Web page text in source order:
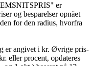
er
og besparelser opnået
for den radius, hvorfra
er angivet i kr. Øvrige pris-
eller procent, opdateres